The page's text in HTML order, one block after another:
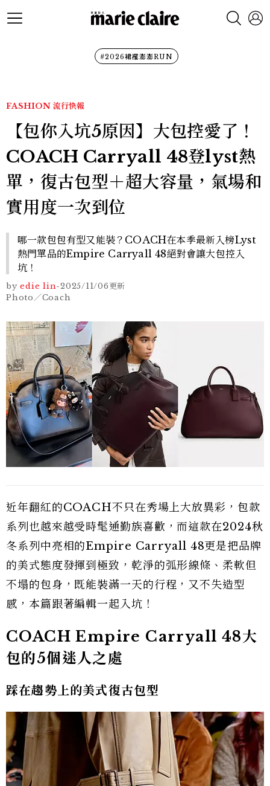
#2026裙襬澎澎RUN
FASHION 流行快報
【包你入坑5原因】大包控愛了！
COACH Carryall 48登lyst熱
單，復古包型＋超大容量，氣場和
實用度一次到位
哪一款包包有型又能裝？COACH在本季最新入榜Lyst
熱門單品的Empire Carryall 48絕對會讓大包控入
坑！
by edie lin-2025/11/06更新
Photo／Coach
近年翻紅的COACH不只在秀場上大放異彩，包款
系列也越來越受時髦通勤族喜歡，而這款在2024秋
冬系列中亮相的Empire Carryall 48更是把品牌
的美式態度發揮到極致，乾淨的弧形線條、柔軟但
不塌的包身，既能裝滿一天的行程，又不失造型
感，本篇跟著編輯一起入坑！
COACH Empire Carryall 48大
包的5個迷人之處
踩在趨勢上的美式復古包型